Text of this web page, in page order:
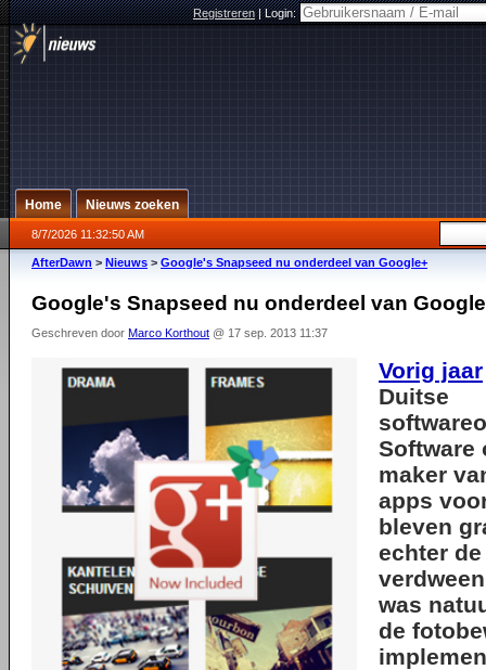
Registreren|Login:
Home Nieuws zoeken
8/7/2026 11:32:50 AM
AfterDawn > Nieuws > Google's Snapseed nu onderdeel van Google+
Google's Snapseed nu onderdeel van
Geschreven door Marco Korthout @ 17 sep. 2013 11:37
Vorig jaar
Duitse
Software
maker
apps
bleven
echter
was
de